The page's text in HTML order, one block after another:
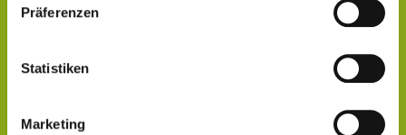
genannten Zwecke. Ihre Einwilligung können Sie jederzeit
finden Sie ganz unten im Footer auf unserer Webseite.
Präferenzen
Statistiken
Marketing